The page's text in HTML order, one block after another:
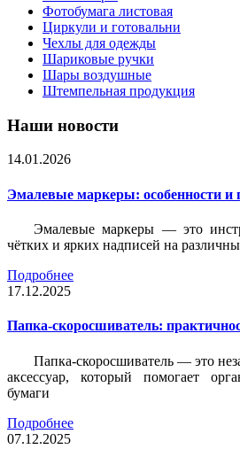
Фотобумага листовая
Циркули и готовальни
Чехлы для одежды
Шариковые ручки
Шары воздушные
Штемпельная продукция
Наши новости
14.01.2026
Эмалевые маркеры: особенности и
Эмалевые маркеры — это
чётких и ярких надписей на
Подробнее
17.12.2025
Папка-скоросшиватель:
Папка-скоросшиватель — это
аксессуар, который помогает
бумаги
Подробнее
07.12.2025